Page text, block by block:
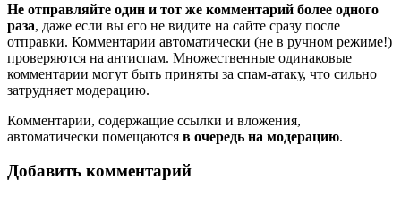
Не отправляйте один и тот же комментарий более одного
раза, даже если вы его не видите на сайте сразу после
отправки. Комментарии автоматически (не в ручном режиме!)
проверяются на антиспам. Множественные одинаковые
комментарии могут быть приняты за спам-атаку, что сильно
затрудняет модерацию.
Комментарии, содержащие ссылки и вложения,
автоматически помещаются в очередь на модерацию.
Добавить комментарий